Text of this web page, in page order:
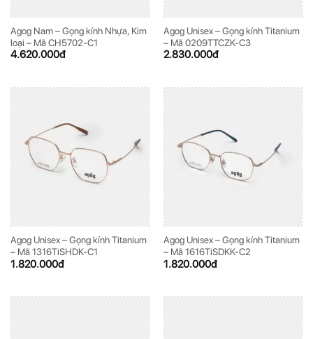
Agog Nam – Gọng kính Nhựa, Kim
loại – Mã CH5702-C1
4.620.000đ
Agog Unisex – Gọng kính Titanium
– Mã 0209TTCZK-C3
2.830.000đ
Agog Unisex – Gọng kính Titanium
– Mã 1316TiSHDK-C1
1.820.000đ
Agog Unisex – Gọng kính Titanium
– Mã 1616TiSDKK-C2
1.820.000đ
ĐĂNG KÝ
Triều)
ĐĂNG KÝ
Triều)